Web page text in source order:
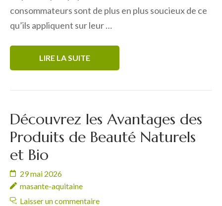
consommateurs sont de plus en plus soucieux de ce
qu’ils appliquent sur leur …
LIRE LA SUITE
Découvrez les Avantages des
Produits de Beauté Naturels
et Bio
29 mai 2026
masante-aquitaine
Laisser un commentaire